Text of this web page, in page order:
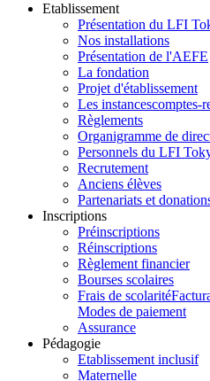
Etablissement
Présentation du LFI
Nos installations
Présentation de l'AEFE
La fondation
Projet d'établissement
Les instancescomptes-
Règlements
Organigramme de
Personnels du LFI
Recrutement
Anciens élèves
Partenariats et
Inscriptions
Préinscriptions
Réinscriptions
Règlement financier
Bourses scolaires
Frais de scolarité
Modes de paiement
Assurance
Pédagogie
Etablissement inclusif
Maternelle